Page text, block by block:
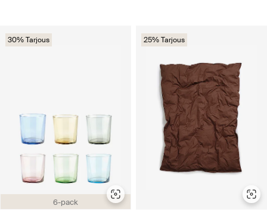
6-pack
30% Tarjous 25% Tarjous